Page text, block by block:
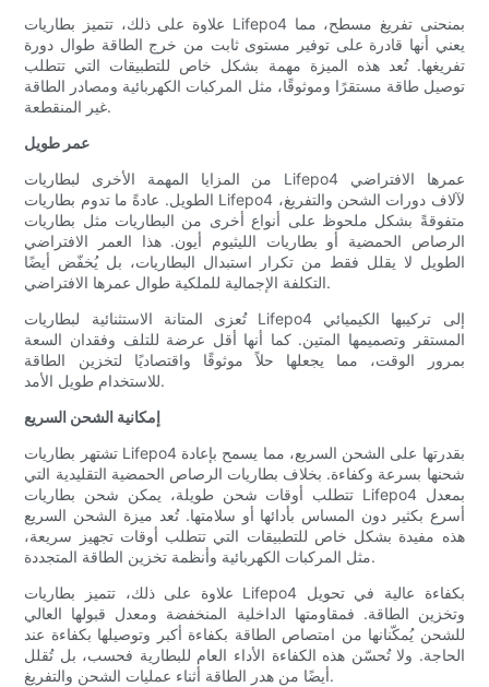
علاوة على ذلك، تتميز بطاريات Lifepo4 بمنحنى تفريغ مسطح، مما
يعني أنها قادرة على توفير مستوى ثابت من خرج الطاقة طوال دورة
تفريغها. تُعد هذه الميزة مهمة بشكل خاص للتطبيقات التي تتطلب
توصيل طاقة مستقرًا وموثوقًا، مثل المركبات الكهربائية ومصادر الطاقة
غير المنقطعة.
عمر طويل
من المزايا المهمة الأخرى لبطاريات Lifepo4 عمرها الافتراضي
الطويل. عادةً ما تدوم بطاريات Lifepo4 لآلاف دورات الشحن والتفريغ،
متفوقةً بشكل ملحوظ على أنواع أخرى من البطاريات مثل بطاريات
الرصاص الحمضية أو بطاريات الليثيوم أيون. هذا العمر الافتراضي
الطويل لا يقلل فقط من تكرار استبدال البطاريات، بل يُخفّض أيضًا
التكلفة الإجمالية للملكية طوال عمرها الافتراضي.
تُعزى المتانة الاستثنائية لبطاريات Lifepo4 إلى تركيبها الكيميائي
المستقر وتصميمها المتين. كما أنها أقل عرضة للتلف وفقدان السعة
بمرور الوقت، مما يجعلها حلاً موثوقًا واقتصاديًا لتخزين الطاقة
للاستخدام طويل الأمد.
إمكانية الشحن السريع
تشتهر بطاريات Lifepo4 بقدرتها على الشحن السريع، مما يسمح بإعادة
شحنها بسرعة وكفاءة. بخلاف بطاريات الرصاص الحمضية التقليدية التي
تتطلب أوقات شحن طويلة، يمكن شحن بطاريات Lifepo4 بمعدل
أسرع بكثير دون المساس بأدائها أو سلامتها. تُعد ميزة الشحن السريع
هذه مفيدة بشكل خاص للتطبيقات التي تتطلب أوقات تجهيز سريعة،
مثل المركبات الكهربائية وأنظمة تخزين الطاقة المتجددة.
علاوة على ذلك، تتميز بطاريات Lifepo4 بكفاءة عالية في تحويل
وتخزين الطاقة. فمقاومتها الداخلية المنخفضة ومعدل قبولها العالي
للشحن يُمكّنانها من امتصاص الطاقة بكفاءة أكبر وتوصيلها بكفاءة عند
الحاجة. ولا تُحسّن هذه الكفاءة الأداء العام للبطارية فحسب، بل تُقلل
أيضًا من هدر الطاقة أثناء عمليات الشحن والتفريغ.